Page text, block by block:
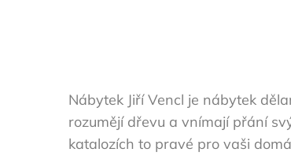
Nábytek Jiří Vencl je nábytek
rozumějí dřevu a vnímají přání
katalozích to pravé pro vaši